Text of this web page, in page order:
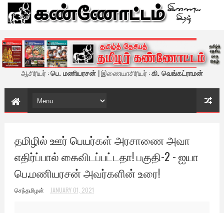
கண்ணோட்டம் - இணைய இதழ்
ஆசிரியர் :பெ. மணியரசன் | இணையாசிரியர் :கி. வெங்கட்ராமன்
தமிழில் ஊர் பெயர்கள் அரசாணை அவா
எதிர்ப்பால் கைவிடப்பட்டதா! பகுதி-2 - ஐயா
பெ.மணியரசன் அவர்களின் உரை!
செந்தமிழன் JANUARY 01, 2021